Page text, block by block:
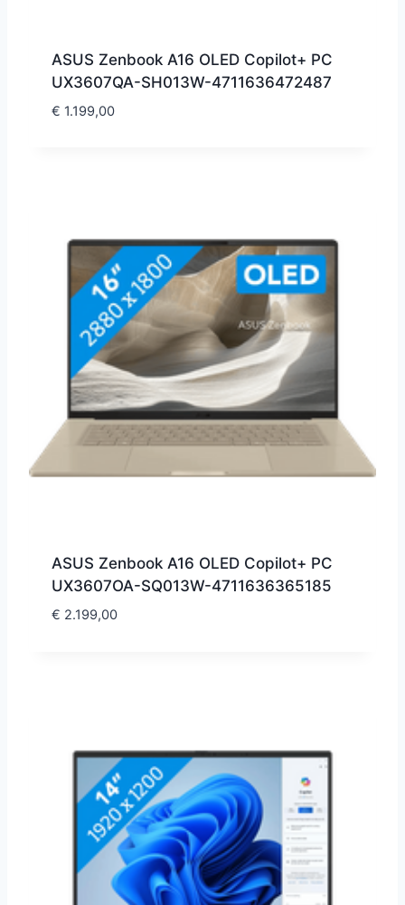
ASUS Zenbook A16 OLED Copilot+ PC
UX3607QA-SH013W-4711636472487
€ 1.199,00
ASUS Zenbook A16 OLED Copilot+ PC
UX3607OA-SQ013W-4711636365185
€ 2.199,00